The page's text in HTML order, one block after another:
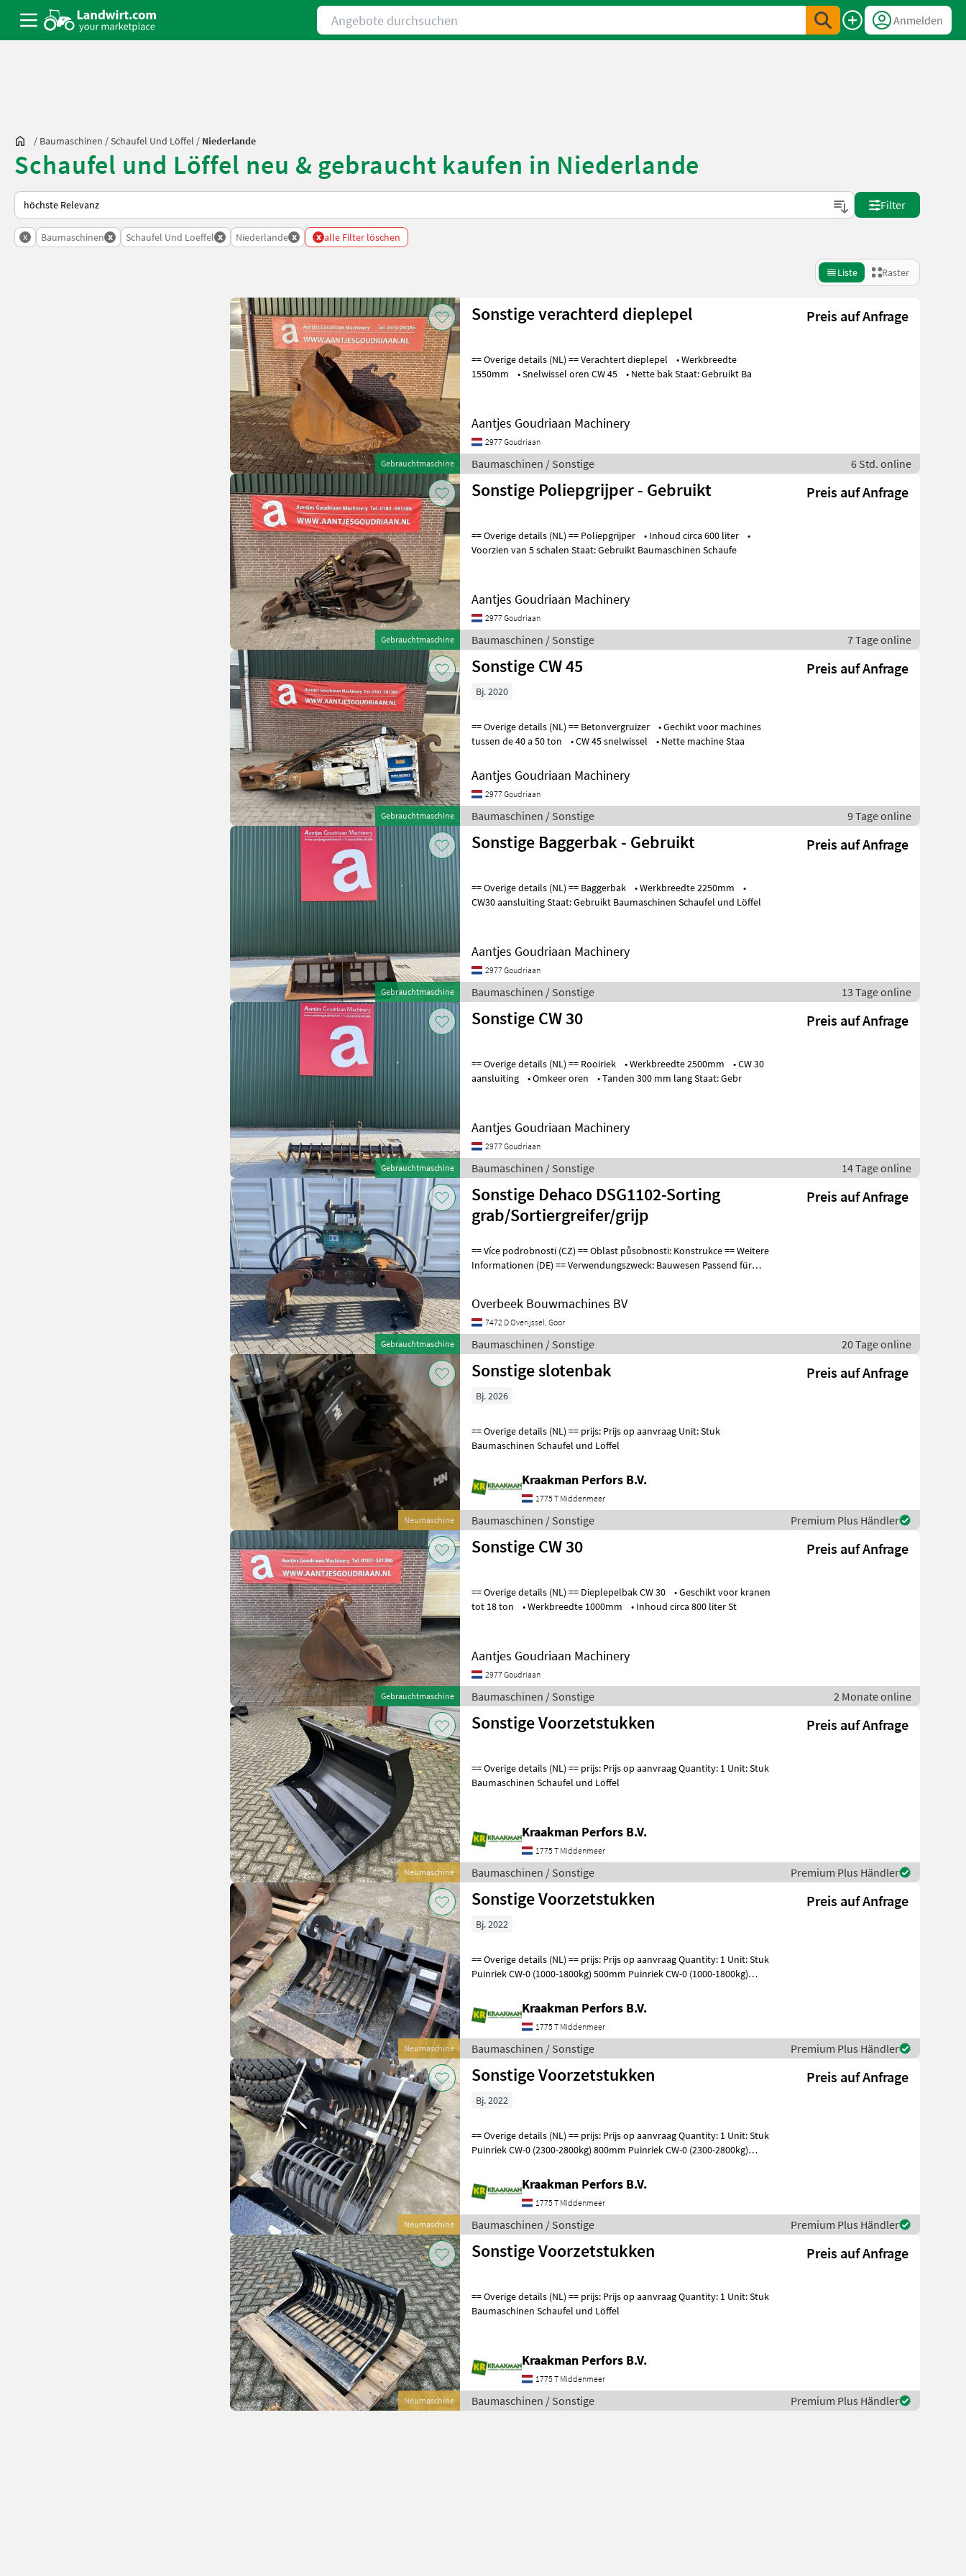
Angebote durchsuchen
Anmelden
/ Baumaschinen /Schaufel Und Löffel / Niederlande
Schaufel und Löffel neu & gebraucht kaufen in Niederlande
So wird auf Landwirt.com sortiert
Filter
x Baumaschinen x Schaufel Und Loeffel x Niederlande x x alle Filter löschen
Liste Raster
Gebrauchtmaschine
Sonstige verachterd dieplepel Preis auf Anfrage
== Overige details (NL) == Verachtert dieplepel • Werkbreedte
1550mm • Snelwissel oren CW 45 • Nette bak Staat: Gebruikt Ba
Aantjes Goudriaan Machinery
2977 Goudriaan
Baumaschinen / Sonstige 6 Std. online
Gebrauchtmaschine
Sonstige Poliepgrijper - Gebruikt Preis auf Anfrage
== Overige details (NL) == Poliepgrijper • Inhoud circa 600 liter •
Voorzien van 5 schalen Staat: Gebruikt Baumaschinen Schaufe
Aantjes Goudriaan Machinery
2977 Goudriaan
Baumaschinen / Sonstige 7 Tage online
Gebrauchtmaschine
Sonstige CW 45 Preis auf Anfrage
Bj. 2020
== Overige details (NL) == Betonvergruizer • Gechikt voor machines
tussen de 40 a 50 ton • CW 45 snelwissel • Nette machine Staa
Aantjes Goudriaan Machinery
2977 Goudriaan
Baumaschinen / Sonstige 9 Tage online
Gebrauchtmaschine
Sonstige Baggerbak - Gebruikt Preis auf Anfrage
== Overige details (NL) == Baggerbak • Werkbreedte 2250mm •
CW30 aansluiting Staat: Gebruikt Baumaschinen Schaufel und Löffel
Aantjes Goudriaan Machinery
2977 Goudriaan
Baumaschinen / Sonstige 13 Tage online
Gebrauchtmaschine
Sonstige CW 30 Preis auf Anfrage
== Overige details (NL) == Rooiriek • Werkbreedte 2500mm • CW 30
aansluiting • Omkeer oren • Tanden 300 mm lang Staat: Gebr
Aantjes Goudriaan Machinery
2977 Goudriaan
Baumaschinen / Sonstige 14 Tage online
Gebrauchtmaschine
Sonstige Dehaco DSG1102-Sorting
grab/Sortiergreifer/grijp
Preis auf Anfrage
== Více podrobnosti (CZ) == Oblast působnosti: Konstrukce == Weitere
Informationen (DE) == Verwendungszweck: Bauwesen Passend für
Overbeek Bouwmachines BV
7472 D Overijssel, Goor
Baumaschinen / Sonstige 20 Tage online
Neumaschine
Sonstige slotenbak Preis auf Anfrage
Bj. 2026
== Overige details (NL) == prijs: Prijs op aanvraag Unit: Stuk
Baumaschinen Schaufel und Löffel
Kraakman Perfors B.V.
1775 T Middenmeer
Baumaschinen / Sonstige Premium Plus Händler
Gebrauchtmaschine
Sonstige CW 30 Preis auf Anfrage
== Overige details (NL) == Dieplepelbak CW 30 • Geschikt voor kranen
tot 18 ton • Werkbreedte 1000mm • Inhoud circa 800 liter St
Aantjes Goudriaan Machinery
2977 Goudriaan
Baumaschinen / Sonstige 2 Monate online
Neumaschine
Sonstige Voorzetstukken Preis auf Anfrage
== Overige details (NL) == prijs: Prijs op aanvraag Quantity: 1 Unit: Stuk
Baumaschinen Schaufel und Löffel
Kraakman Perfors B.V.
1775 T Middenmeer
Baumaschinen / Sonstige Premium Plus Händler
Neumaschine
Sonstige Voorzetstukken Preis auf Anfrage
Bj. 2022
== Overige details (NL) == prijs: Prijs op aanvraag Quantity: 1 Unit: Stuk
Puinriek CW-0 (1000-1800kg) 500mm Puinriek CW-0 (1000-1800kg)
Kraakman Perfors B.V.
1775 T Middenmeer
Baumaschinen / Sonstige Premium Plus Händler
Neumaschine
Sonstige Voorzetstukken Preis auf Anfrage
Bj. 2022
== Overige details (NL) == prijs: Prijs op aanvraag Quantity: 1 Unit: Stuk
Puinriek CW-0 (2300-2800kg) 800mm Puinriek CW-0 (2300-2800kg)
Kraakman Perfors B.V.
1775 T Middenmeer
Baumaschinen / Sonstige Premium Plus Händler
Neumaschine
Sonstige Voorzetstukken Preis auf Anfrage
== Overige details (NL) == prijs: Prijs op aanvraag Quantity: 1 Unit: Stuk
Baumaschinen Schaufel und Löffel
Kraakman Perfors B.V.
1775 T Middenmeer
Baumaschinen / Sonstige Premium Plus Händler